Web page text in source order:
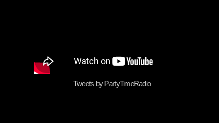
Tweets by PartyTimeRadio